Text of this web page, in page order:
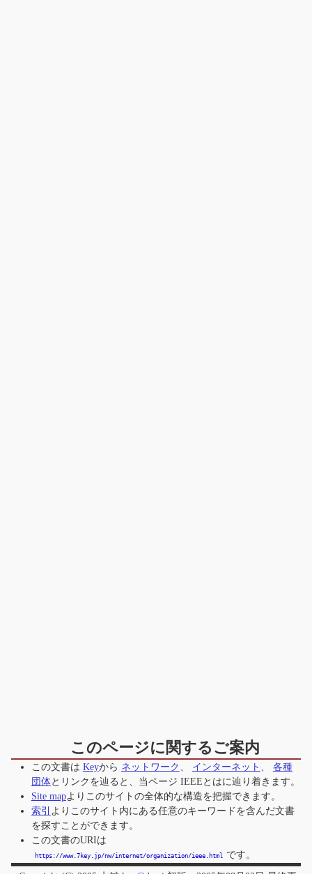
このページに関するご案内
この文書は Keyから ネットワーク インターネット
各種
団体とリンクを辿ると、当ページ IEEEとはに辿り着きます。
Site mapよりこのサイトの全体的な構造を把握できます。
索引 よりこのサイト内にある任意のキーワードを含んだ文書
を探すことができます。
この文書のURIは
https://www.7key.jp/nw/internet/organization/ieee.html
です。